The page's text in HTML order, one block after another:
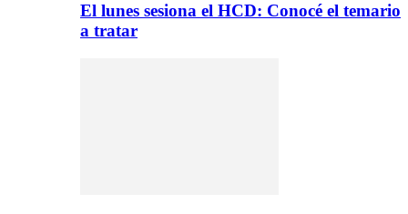
El lunes sesiona el HCD: Conocé el temario
a tratar